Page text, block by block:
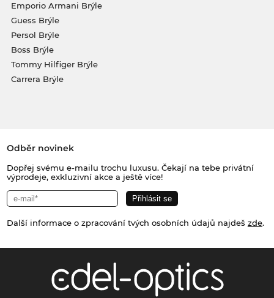
Emporio Armani Brýle
Guess Brýle
Persol Brýle
Boss Brýle
Tommy Hilfiger Brýle
Carrera Brýle
Odběr novinek
Dopřej svému e-mailu trochu luxusu. Čekají na tebe privátní
výprodeje, exkluzivní akce a ještě více!
Další informace o zpracování tvých osobních údajů najdeš zde.